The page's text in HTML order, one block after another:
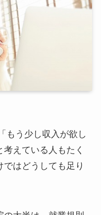
もう少し収入が欲し
えている人もたく
はどうしても足り